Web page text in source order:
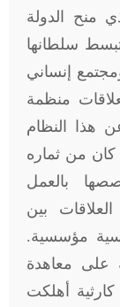
منح الدولة
سلطانها
إنساني
منظمة
هذا النظام
من ثماره
بالعمل
بين
مؤسسية.
على معاهدة
أهلكت